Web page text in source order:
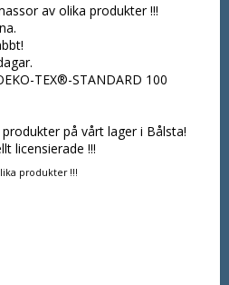
av olika produkter !!!
TEX®-STANDARD 100
på vårt lager i Bålsta!
licensierade !!!
produkter !!!